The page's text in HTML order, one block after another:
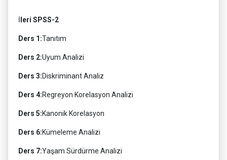
İ leri SPSS-2
Ders 1:Tanıtım
Ders 2:Uyum Analizi
Ders 3:Diskriminant Analiz
Ders 4:Regreyon Korelasyon Analizi
Ders 5:Kanonik Korelasyon
Ders 6:Kümeleme Analizi
Ders 7:Yaşam Sürdürme Analizi